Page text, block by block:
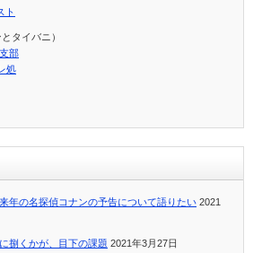
ト
タイバニ）
部
処
年の名探偵コナンの予告について語りたい 2021
捌くかが、目下の課題 2021年3月27日